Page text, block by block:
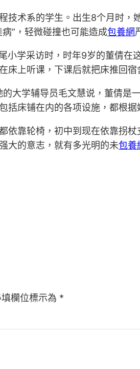
技术系的学生。出生8个月时
”，轻微碰撞也可能造成包養網
小学采访时，时年9岁的董倩
床上听课，下课后就把床推回宿
大学辅导员毛文慧说，董倩
括床铺在内的各项设施，都根
依靠轮椅，初中到现在依靠拐
大的意志，就有多光明的未包養
欄位標示為 *